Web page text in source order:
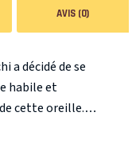
AVIS (0)
a décidé de se
habile et
cette oreille.
attentionnés
histoire